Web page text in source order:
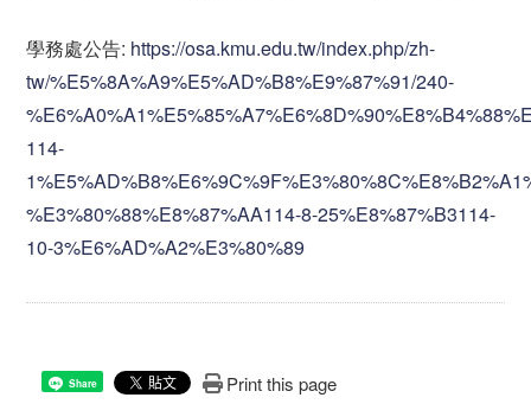
學務處公告: https://osa.kmu.edu.tw/index.php/zh-
tw/%E5%8A%A9%E5%AD%B8%E9%87%91/240-
114-
%E3%80%88%E8%87%AA114-8-25%E8%87%B3114-
10-3%E6%AD%A2%E3%80%89
Share Print this page